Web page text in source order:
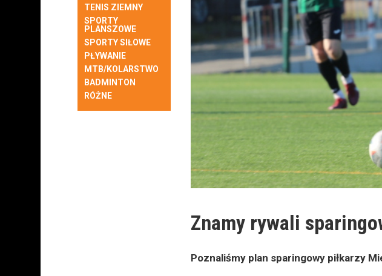
TENIS ZIEMNY
SPORTY
PLANSZOWE
SPORTY SIŁOWE
PŁYWANIE
MTB/KOLARSTWO
BADMINTON
RÓŻNE
Znamy rywali
Poznaliśmy plan sparingowy piłkarzy